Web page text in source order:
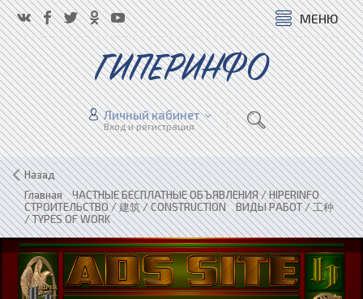
МЕНЮ
ГИПЕРИНФО
Личный кабинет
Вход и регистрация
Назад
Главная»ЧАСТНЫЕ БЕСПЛАТНЫЕ ОБЪЯВЛЕНИЯ / HIPERINFO»
СТРОИТЕЛЬСТВО / 建筑 / CONSTRUCTION»ВИДЫ РАБОТ / 工种
/ TYPES OF WORK